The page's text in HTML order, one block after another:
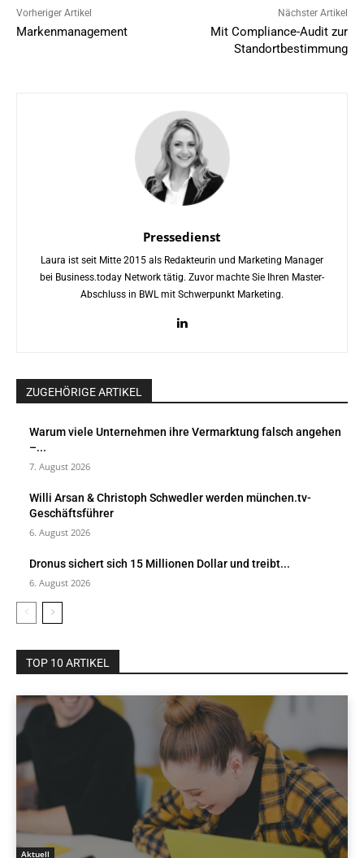
Vorheriger Artikel
Markenmanagement
Nächster Artikel
Mit Compliance-Audit zur
Standortbestimmung
Pressedienst
Laura ist seit Mitte 2015 als Redakteurin und Marketing Manager
bei Business.today Network tätig. Zuvor machte Sie Ihren Master-
Abschluss in BWL mit Schwerpunkt Marketing.
ZUGEHÖRIGE ARTIKEL
Warum viele Unternehmen ihre Vermarktung falsch angehen
–...
7. August 2026
Willi Arsan & Christoph Schwedler werden münchen.tv-
Geschäftsführer
6. August 2026
Dronus sichert sich 15 Millionen Dollar und treibt...
6. August 2026
TOP 10 ARTIKEL
Aktuell